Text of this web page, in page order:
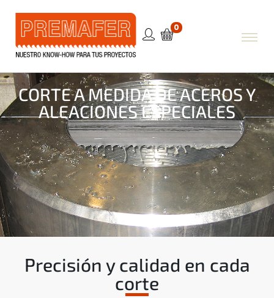
0
CORTE A MEDIDA DE ACEROS Y
ALEACIONES ESPECIALES
Precisión y calidad en cada
corte